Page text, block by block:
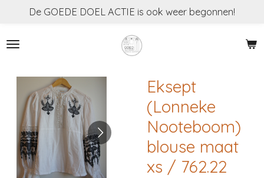
naar
De GOEDE DOEL ACTIE is ook weer begonnen!
Eksept
(Lonneke
Nooteboom)
blouse maat
xs / 762.22